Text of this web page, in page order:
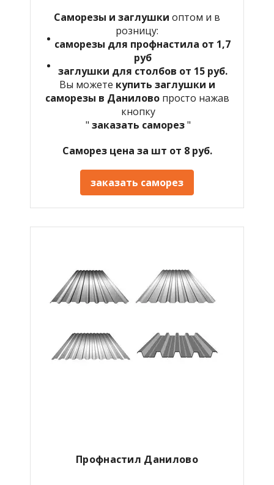
Саморезы и заглушки оптом и в
розницу:
саморезы для профнастила от 1,7
руб
заглушки для столбов от 15 руб.
Вы можете купить заглушки и
саморезы в Данилово просто нажав
кнопку
" заказать саморез"
Саморез цена за шт от 8 руб.
заказать саморез
Профнастил Данилово